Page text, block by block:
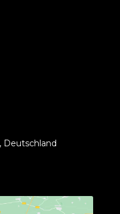
Deutschland